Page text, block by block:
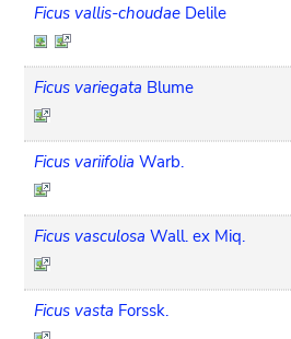
Ficus vallis-choudae Delile
Ficus variegata Blume
Ficus variifolia Warb.
Ficus vasculosa Wall. ex Miq.
Ficus vasta Forssk.